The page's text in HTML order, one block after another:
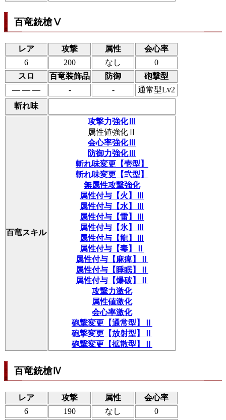
百竜銃槍Ⅴ
レア 攻撃 属性
会心率
6
200 なし
0
スロ
百竜装飾品 防御
砲撃型
― ― ―
- -
通常型Lv2
斬れ味
百竜スキル
攻撃力強化Ⅲ
属性値強化Ⅱ
会心率強化Ⅲ
防御力強化Ⅲ
斬れ味変更【壱型】
斬れ味変更【弐型】
無属性攻撃強化
属性付与【火】Ⅲ
属性付与【水】Ⅲ
属性付与【雷】Ⅲ
属性付与【氷】Ⅲ
属性付与【龍】Ⅲ
属性付与【毒】Ⅱ
属性付与【麻痺】Ⅱ
属性付与【睡眠】Ⅱ
属性付与【爆破】Ⅱ
攻撃力激化
属性値激化
会心率激化
砲撃変更【通常型】Ⅱ
砲撃変更【放射型】Ⅱ
砲撃変更【拡散型】Ⅱ
百竜銃槍Ⅳ
レア 攻撃 属性
会心率
6
190 なし
0